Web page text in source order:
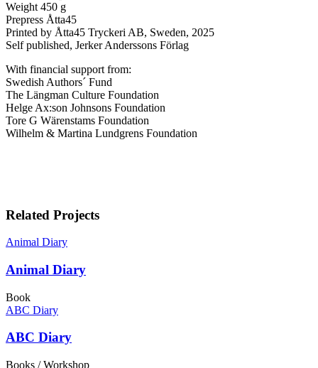
Weight 450 g
Prepress Åtta45
Printed by Åtta45 Tryckeri AB, Sweden, 2025
Self published, Jerker Anderssons Förlag
With financial support from:
Swedish Authors´ Fund
The Längman Culture Foundation
Helge Ax:son Johnsons Foundation
Tore G Wärenstams Foundation
Wilhelm & Martina Lundgrens Foundation
Related Projects
Animal Diary
Animal Diary
Book
ABC Diary
ABC Diary
Books / Workshop